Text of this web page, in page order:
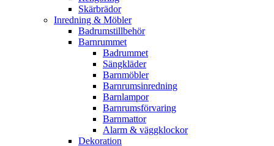
Skärbrädor
Inredning & Möbler
Badrumstillbehör
Barnrummet
Badrummet
Sängkläder
Barnmöbler
Barnrumsinredning
Barnlampor
Barnrumsförvaring
Barnmattor
Alarm & väggklockor
Dekoration